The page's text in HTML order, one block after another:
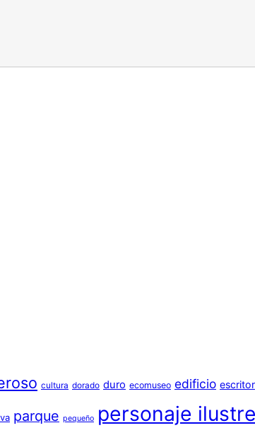
cultura dorado duro ecomuseo edificio escritor
parque pequeño personaje ilustre